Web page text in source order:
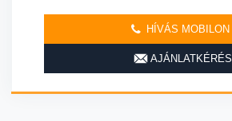
HÍVÁS MOBILON
AJÁNLATKÉRÉS